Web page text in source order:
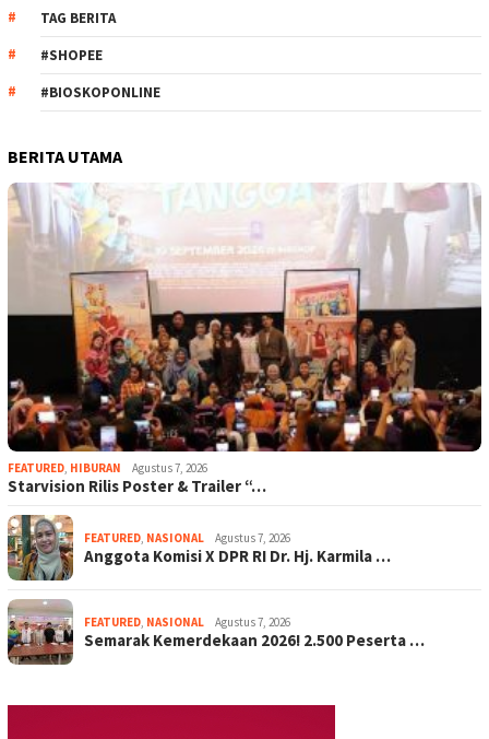
TAG BERITA
#SHOPEE
#BIOSKOPONLINE
BERITA UTAMA
FEATURED, HIBURAN Agustus 7, 2026
Starvision Rilis Poster & Trailer “…
FEATURED, NASIONAL Agustus 7, 2026
Anggota Komisi X DPR RI Dr. Hj. Karmila …
FEATURED, NASIONAL Agustus 7, 2026
Semarak Kemerdekaan 2026! 2.500 Peserta …